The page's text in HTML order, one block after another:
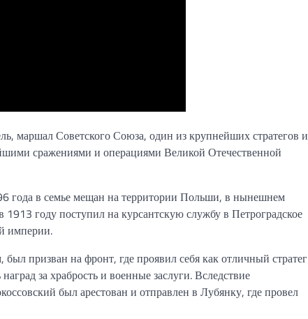
маршал Советского Союза, один из крупнейших стратегов и
сражениями и операциями Великой Отечественной
года в семье мещан на территории Польши, в нынешнем
году поступил на курсантскую службу в Петроградское
империи.
призван на фронт, где проявил себя как отличный стратег
за храбрость и военные заслуги. Вследствие
был арестован и отправлен в Лубянку, где провел